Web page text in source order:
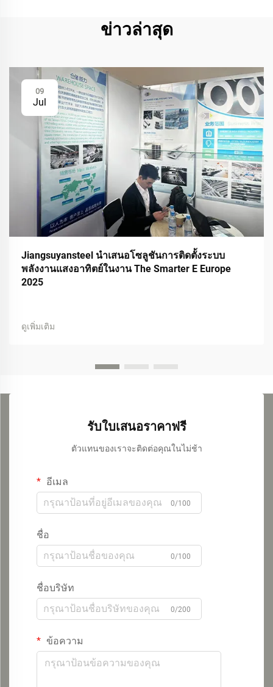
ข่าวล่าสุด
09
Jul
Jiangsuyansteel นำเสนอโซลูชันการติดตั้งระบบ
พลังงานแสงอาทิตย์ในงาน The Smarter E Europe
2025
ดูเพิ่มเติม
รับใบเสนอราคาฟรี
ตัวแทนของเราจะติดต่อคุณในไม่ช้า
อีเมล
0/100
ชื่อ
0/100
ชื่อบริษัท
0/200
ข้อความ